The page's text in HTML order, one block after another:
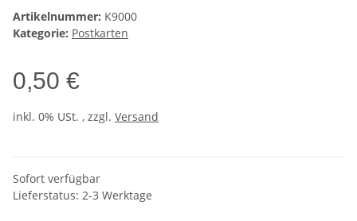
Artikelnummer: K9000
Kategorie: Postkarten
0,50 €
inkl. 0% USt. , zzgl. Versand
Sofort verfügbar
Lieferstatus: 2-3 Werktage